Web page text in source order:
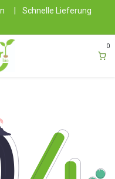
Schnelle Lieferung
0